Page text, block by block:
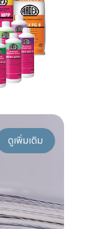
ดูเพิ่มเติม